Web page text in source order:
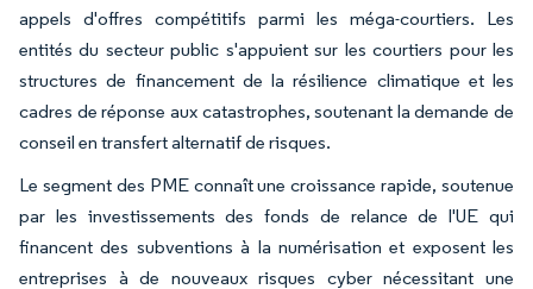
appels d'offres compétitifs parmi les méga-courtiers. Les
entités du secteur public s'appuient sur les courtiers pour les
structures de financement de la résilience climatique et les
cadres de réponse aux catastrophes, soutenant la demande de
conseil en transfert alternatif de risques.
Le segment des PME connaît une croissance rapide, soutenue
par les investissements des fonds de relance de l'UE qui
financent des subventions à la numérisation et exposent les
entreprises à de nouveaux risques cyber nécessitant une